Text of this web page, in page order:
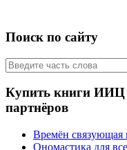
Поиск по сайту
Купить книги
партнёров
Времён связующая
Ономастика для